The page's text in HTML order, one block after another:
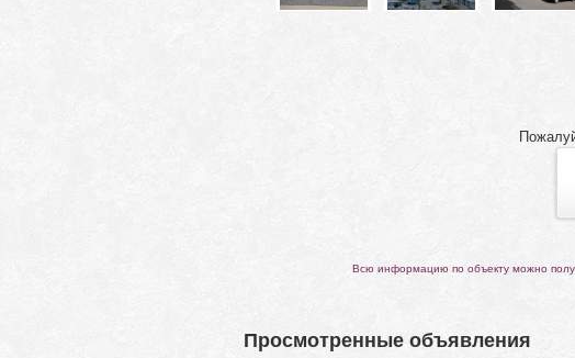
Всю информацию по объекту можно
Просмотренные объявления